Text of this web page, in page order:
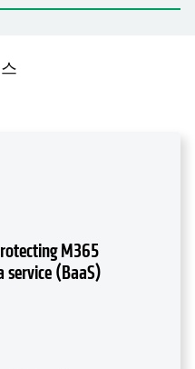
M365
(BaaS)